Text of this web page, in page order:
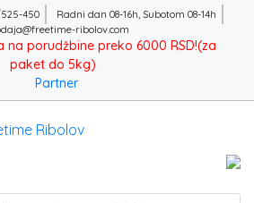
450
Radni dan 08-16h, Subotom 08-14h
ribolov.com
porudžbine preko 6000 RSD!(za
paket do 5kg)
Partner